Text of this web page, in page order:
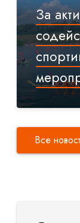
За
Все